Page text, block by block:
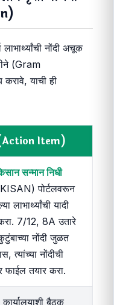
नोंदी अचूक
(Gram
याची ही
Item)
सन्मान निधी
पोर्टलवरून
लाभार्थ्यांची यादी
7/12, 8A उतारे
नोंदी जुळत
त्यांच्या नोंदीची
फाईल तयार करा.
कार्यालयाशी बैठक